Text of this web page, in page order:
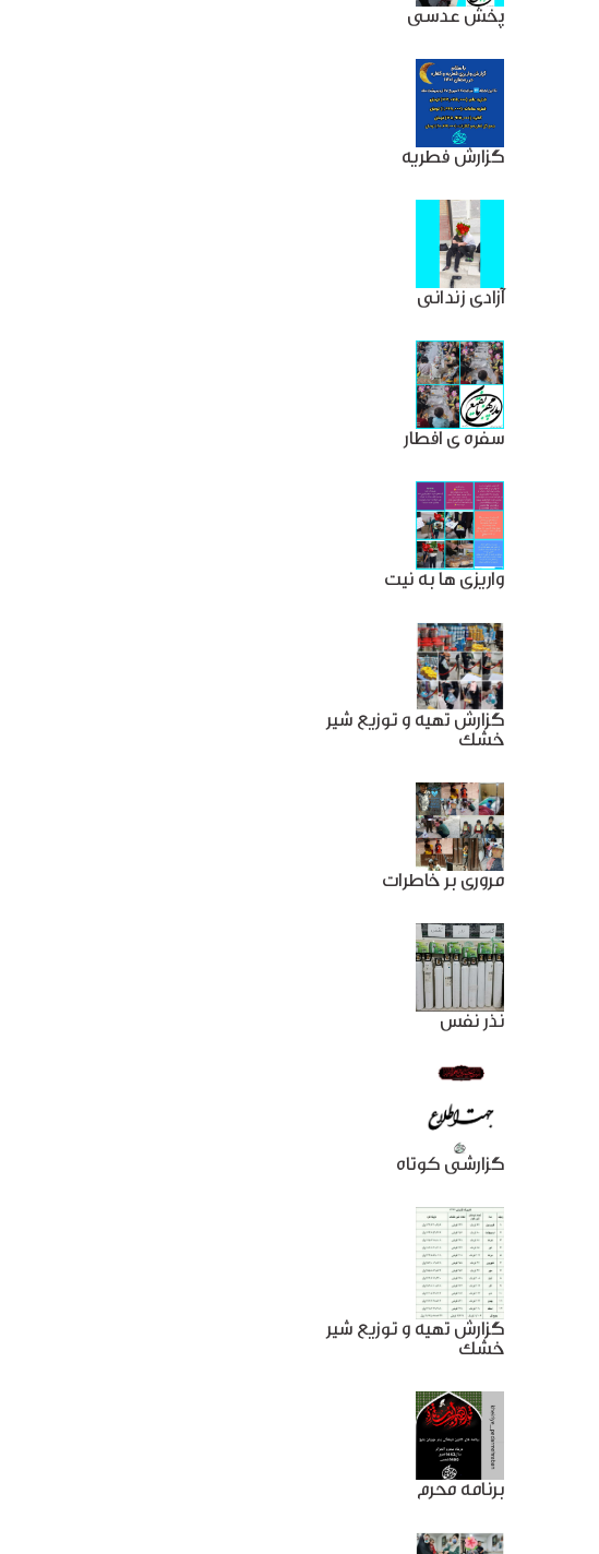
پخش عدسی
گزارش فطریه
آزادی زندانی
سفره ی افطار
واریزی ها به نیت
گزارش تهیه و توزیع شیر
خشک
مروری بر خاطرات
نذر نفس
گزارشی کوتاه
گزارش تهیه و توزیع شیر
خشک
برنامه محرم